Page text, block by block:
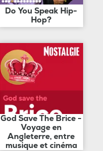
Do You Speak Hip-
Hop?
God Save The Brice -
Voyage en
Angleterre, entre
musique et cinéma